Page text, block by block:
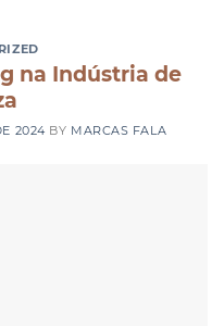
na Indústria de
2024 BY MARCAS FALA